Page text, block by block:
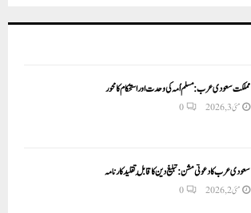
مملکت سعودی عرب: مسلم اُمہ کی وحدت اور استحکام کا محور
مئی 3, 2026 0
سعودی عرب کا دعوتی مشن: تبلیغ دین کا قابلِ تقلید کارنامہ
مئی 2, 2026 0